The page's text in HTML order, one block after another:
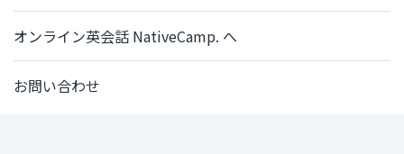
オンライン英会話 NativeCamp. へ
お問い合わせ